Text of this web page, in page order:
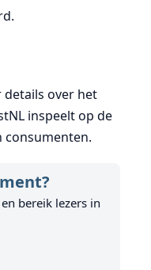
details over het
inspeelt op de
consumenten.
bereik lezers in